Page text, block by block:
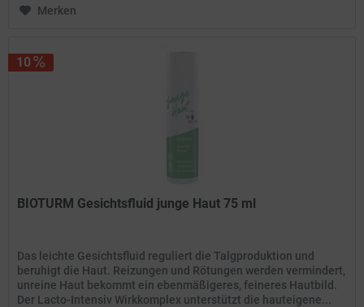
Merken
10
BIOTURM Gesichtsfluid junge Haut 75 ml
Das leichte Gesichtsfluid reguliert die Talgproduktion und
beruhigt die Haut. Reizungen und Rötungen werden vermindert,
unreine Haut bekommt ein ebenmäßigeres, feineres Hautbild.
Der Lacto-Intensiv Wirkkomplex unterstützt die hauteigene...